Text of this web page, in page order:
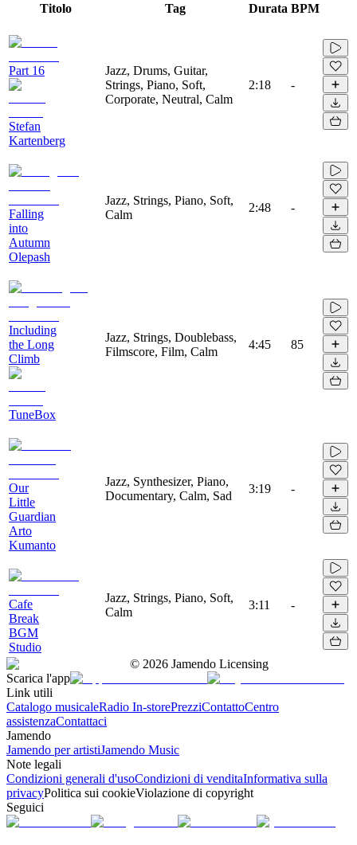
Titolo Tag Durata BPM
Part 16
Stefan
Kartenberg
Jazz, Drums, Guitar,
Strings, Piano, Soft,
Corporate, Neutral, Calm
2:18 -
Falling
into
Autumn
Olepash
Jazz, Strings, Piano, Soft,
Calm
2:48 -
Including
the Long
Climb
TuneBox
Jazz, Strings, Doublebass,
Filmscore, Film, Calm
4:45 85
Our
Little
Guardian
Arto
Kumanto
Jazz, Synthesizer, Piano,
Documentary, Calm, Sad
3:19 -
Cafe
Break
BGM
Studio
Jazz, Strings, Piano, Soft,
Calm
3:11 -
© 2026 Jamendo Licensing
Scarica l'app
Link utili
Catalogo musicaleRadio In-storePrezziContattoCentro
assistenzaContattaci
Jamendo
Jamendo per artistiJamendo Music
Note legali
Condizioni generali d'usoCondizioni di venditaInformativa sulla
privacyPolitica sui cookieViolazione di copyright
Seguici